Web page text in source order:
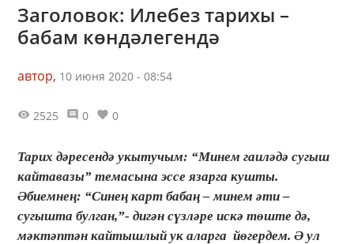
Заголовок: Илебез тарихы –
бабам көндәлегендә
автор, 10 июня 2020 - 08:54
2525 0 0
Тарих дәресендә укытучым: “Минем гаиләдә сугыш
кайтавазы” темасына эссе язарга кушты.
Әбиемнең: “Синең карт бабаң – минем әти –
сугышта булган,”- дигән сүзләре искә төште дә,
мәктәптән кайтышлый ук аларга йөгердем. Ә ул